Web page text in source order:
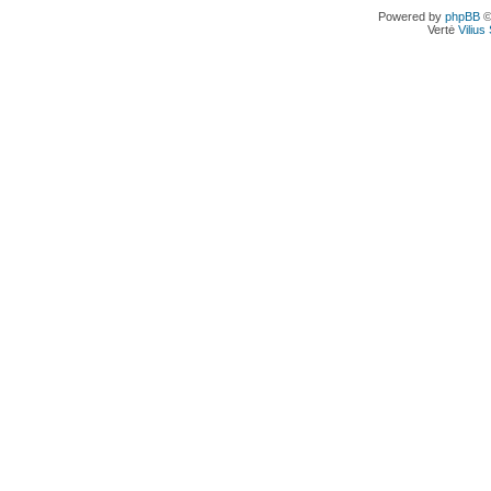
Powered by phpBB
Vertė Vilius